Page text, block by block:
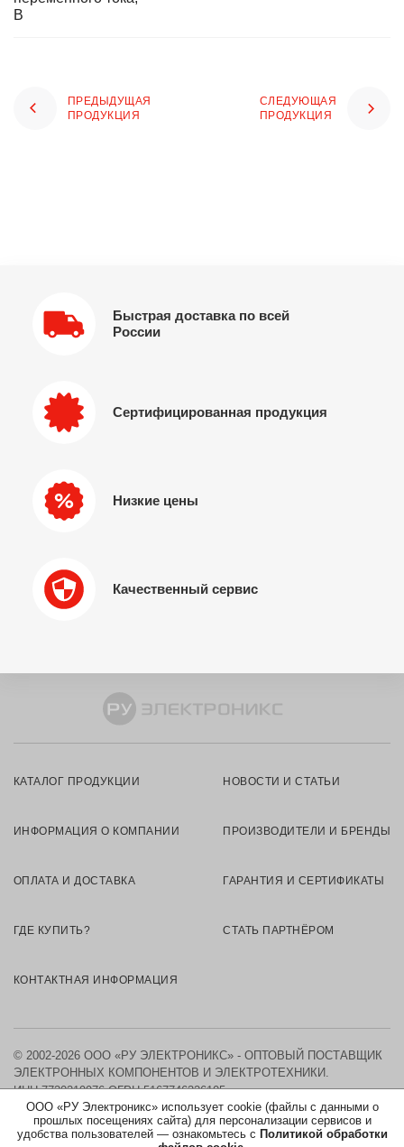
В
ПРЕДЫДУЩАЯ
ПРОДУКЦИЯ
СЛЕДУЮЩАЯ
ПРОДУКЦИЯ
Быстрая доставка по всей
России
Сертифицированная продукция
Низкие цены
Качественный сервис
ООО «РУ Электроникс» использует cookie (файлы с данными о
прошлых посещениях сайта) для персонализации сервисов и
удобства пользователей — ознакомьтесь с Политикой обработки
КАТАЛОГ ПРОДУКЦИИ НОВОСТИ И СТАТЬИ
ИНФОРМАЦИЯ О КОМПАНИИ ПРОИЗВОДИТЕЛИ И БРЕНДЫ
ОПЛАТА И ДОСТАВКА ГАРАНТИЯ И СЕРТИФИКАТЫ
ГДЕ КУПИТЬ? СТАТЬ ПАРТНЁРОМ
КОНТАКТНАЯ ИНФОРМАЦИЯ
© 2002-2026 ООО «РУ ЭЛЕКТРОНИКС» - ОПТОВЫЙ ПОСТАВЩИК
ЭЛЕКТРОННЫХ КОМПОНЕНТОВ И ЭЛЕКТРОТЕХНИКИ.
ИНН 7730219976 ОГРН 5167746326105
КАРТА САЙТА